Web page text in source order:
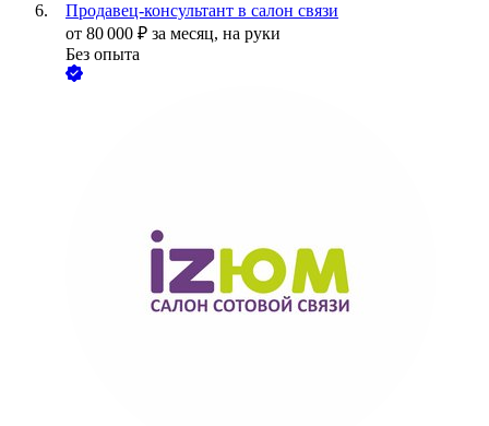
Продавец-консультант в салон связи
от 80 000 ₽ за месяц, на руки
Без опыта